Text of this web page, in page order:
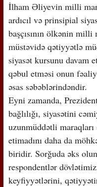
İlham Əliyevin milli
ardıcıl və prinsipial
başçısının ölkənin milli
müstəvidə qətiyyətlə
siyasət kursunu davam
qəbul etməsi onun
əsas səbəblərindəndir.
Eyni zamanda,
bağlılığı, siyasətini
uzunmüddətli maraqları
etimadını daha da
biridir. Sorğuda əks
respondentlər
keyfiyyətlərini,